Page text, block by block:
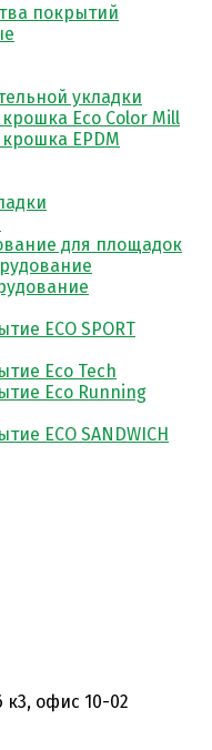
покрытий
укладки
Eco Color Mill
EPDM
для площадок
ECO SPORT
Eco Tech
Eco Running
ECO SANDWICH
офис 10-02